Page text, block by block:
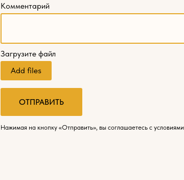
Комментарий
Загрузите файл
Add files
ОТПРАВИТЬ
Нажимая на кнопку «Отправить», вы соглашаетесь с условиями